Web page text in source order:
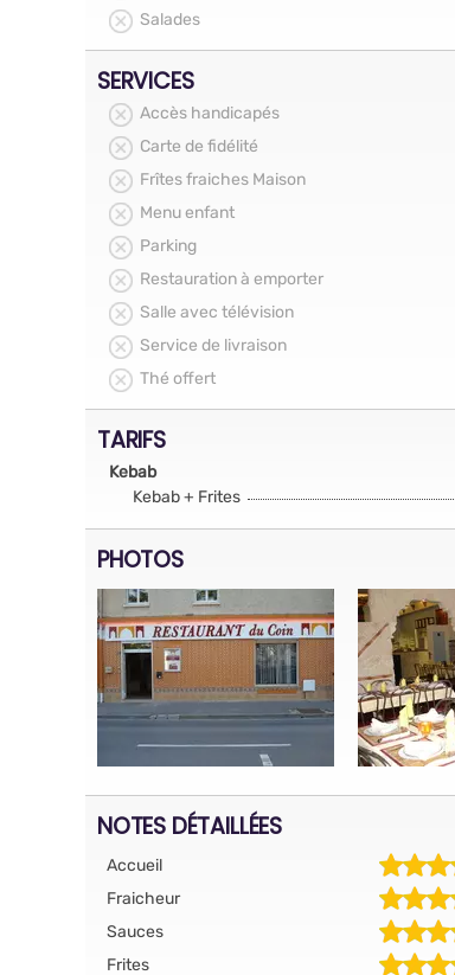
Salades
SERVICES
Accès handicapés
Carte de fidélité
Frîtes fraiches Maison
Menu enfant
Parking
Restauration à emporter
Salle avec télévision
Service de livraison
Thé offert
TARIFS
Kebab
Kebab + Frites
PHOTOS
NOTES DÉTAILLÉES
Accueil
Fraicheur
Sauces
Frites